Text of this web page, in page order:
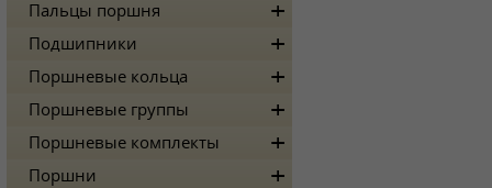
Пальцы поршня
Подшипники
Поршневые кольца
Поршневые группы
Поршневые комплекты
Поршни